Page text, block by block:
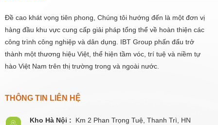
Đề cao khát vọng tiên phong, Chúng tôi hướng đến là một đơn vị
hàng đầu khu vực cung cấp giải pháp tổng thể về hoàn thiện các
công trình công nghiệp và dân dụng. IBT Group phấn đấu trở
thành một thương hiệu Việt, thể hiện tầm vóc, trí tuệ và niềm tự
hào Việt Nam trên thị trường trong và ngoài nước.
THÔNG TIN LIÊN HỆ
Kho Hà Nội : Km 2 Phan Trọng Tuệ, Thanh Trì, HN